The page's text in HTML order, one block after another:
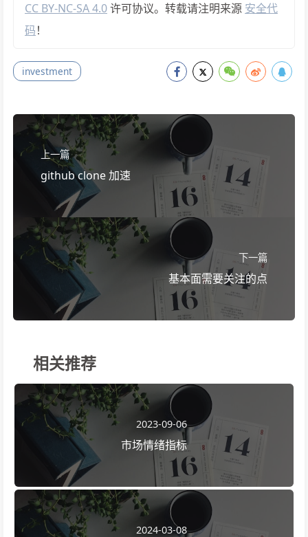
CC BY-NC-SA 4.0许可协议。转载请注明来源 安全代
码！
investment
上一篇
github clone 加速
下一篇
基本面需要关注的点
相关推荐
2023-09-06
市场情绪指标
2024-03-08